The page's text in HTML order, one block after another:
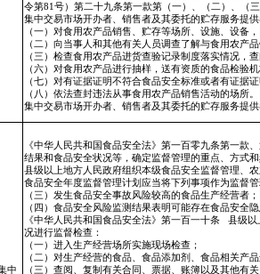
令第81号）第二十九条第一款第（一）、（二）、（
集中交易市场开办者、销售者及其委托的贮存服务提
（一）对食用农产品销售、贮存等场所、设施、设备
（二）向当事人和其他有关人员调查了解与食用农产
（三）检查食用农产品进货查验记录制度落实情况，
（六）对食用农产品进行抽样，送有资质的食品检验
（七）对有证据证明不符合食品安全标准或者有证据
（八）依法查封违法从事食用农产品销售活动的场所。
集中交易市场开办者、销售者及其委托的贮存服务提
中
《中华人民共和国食品安全法》第一百零九条第一款
结果和食品安全状况等，确定监督管理的重点、方式
县级以上地方人民政府组织本级食品安全监督管理、
食品安全年度监督管理计划应当将下列事项作为监督
（三）发生食品安全事故风险较高的食品生产经营者；
（四）食品安全风险监测结果表明可能存在食品安全
《中华人民共和国食品安全法》第一百一十条
县级以
况进行监督检查：
（一）进入生产经营场所实施现场检查；
（二）对生产经营的食品、食品添加剂、食品相关产
（三）查阅、复制有关合同、票据、账簿以及其他有